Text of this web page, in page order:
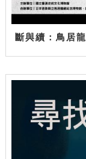
斷與續：鳥居